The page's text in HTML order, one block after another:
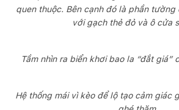
quen thuộc. Bên cạnh đó là phần tường
với gạch thẻ đỏ và ô cửa
Tầm nhìn ra biển khơi bao la “đắt giá”
Hệ thống mái vì kèo để lộ tạo cảm giác